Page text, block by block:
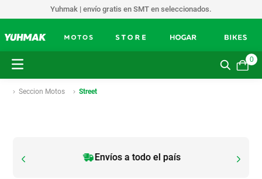
Yuhmak | envío gratis en SMT en seleccionados.
0
Seccion Motos Street
Envíos a todo el país